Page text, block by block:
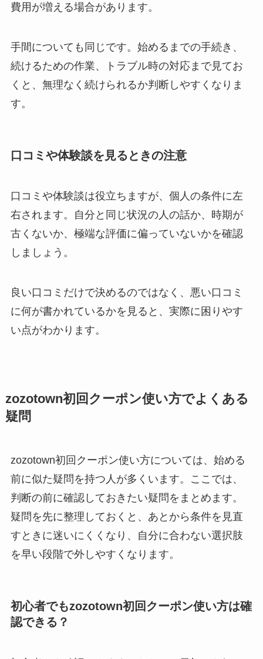
費用が増える場合があります。
手間についても同じです。始めるまでの手続き、
続けるための作業、トラブル時の対応まで見てお
くと、無理なく続けられるか判断しやすくなりま
す。
口コミや体験談を見るときの注意
口コミや体験談は役立ちますが、個人の条件に左
右されます。自分と同じ状況の人の話か、時期が
古くないか、極端な評価に偏っていないかを確認
しましょう。
良い口コミだけで決めるのではなく、悪い口コミ
に何が書かれているかを見ると、実際に困りやす
い点がわかります。
zozotown初回クーポン使い方でよくある
疑問
zozotown初回クーポン使い方については、始める
前に似た疑問を持つ人が多くいます。ここでは、
判断の前に確認しておきたい疑問をまとめます。
疑問を先に整理しておくと、あとから条件を見直
すときに迷いにくくなり、自分に合わない選択肢
を早い段階で外しやすくなります。
初心者でもzozotown初回クーポン使い方は確
認できる？